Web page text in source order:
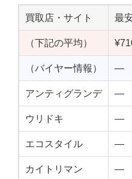
買取店・サイト 最
（下記の平均）
（バイヤー情報） —
アンティグランデ —
ウリドキ —
エコスタイル —
カイトリマン —